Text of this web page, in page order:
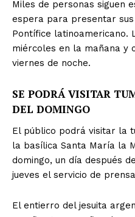
Miles de personas siguen
espera para presentar
Pontífice latinoamericano.
miércoles en la mañana y
viernes de noche.
SE PODRÁ VISITAR
DEL DOMINGO
El público podrá visitar la
la basílica Santa María la
domingo, un día después
jueves el servicio de
El entierro del jesuita